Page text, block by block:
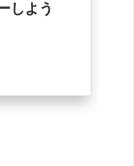
しよう